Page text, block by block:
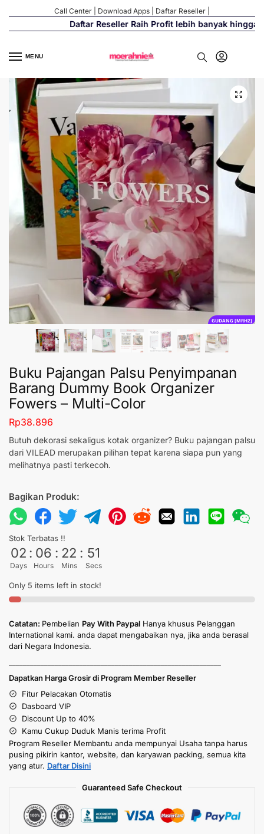
Call Center Download Apps Daftar Reseller
Daftar Reseller Raih Profit lebih banyak hingga
MENU
GUDANG [MRH2]
Buku Pajangan Palsu Penyimpanan
Barang Dummy Book Organizer
Fowers – Multi-Color
Rp38.896
Butuh dekorasi sekaligus kotak organizer? Buku pajangan palsu
dari VILEAD merupakan pilihan tepat karena siapa pun yang
melihatnya pasti terkecoh.
Bagikan Produk:
Stok Terbatas !!
02
Days
: 06
Hours
: 22
Mins
: 50
Secs
Only 5 items left in stock!
Catatan: Pembelian Pay With Paypal Hanya khusus Pelanggan
International kami. anda dapat mengabaikan nya, jika anda berasal
dari Negara Indonesia.
Dapatkan Harga Grosir di Program Member Reseller
Fitur Pelacakan Otomatis
Dasboard VIP
Discount Up to 40%
Kamu Cukup Duduk Manis terima Profit
Program Reseller Membantu anda mempunyai Usaha tanpa harus
pusing pikirin kantor, website, dan karyawan packing, semua kita
yang atur. Daftar Disini
Guaranteed Safe Checkout